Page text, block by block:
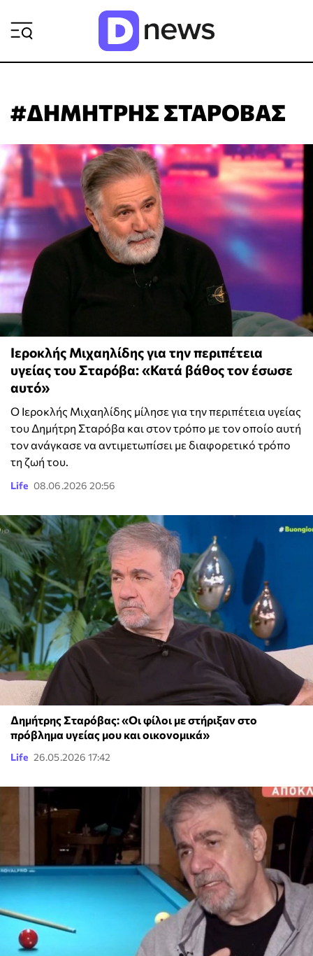
#ΔΗΜΗΤΡΗΣ ΣΤΑΡΟΒΑΣ
Ιεροκλής Μιχαηλίδης για την περιπέτεια
υγείας του Σταρόβα: «Κατά βάθος τον έσωσε
αυτό»
Ο Ιεροκλής Μιχαηλίδης μίλησε για την περιπέτεια υγείας
του Δημήτρη Σταρόβα και στον τρόπο με τον οποίο αυτή
τον ανάγκασε να αντιμετωπίσει με διαφορετικό τρόπο
τη ζωή του.
Life 08.06.2026 20:56
Δημήτρης Σταρόβας: «Οι φίλοι με στήριξαν στο
πρόβλημα υγείας μου και οικονομικά»
Life 26.05.2026 17:42